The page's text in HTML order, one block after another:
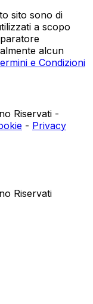
sito sono di
a scopo
alcun
e Condizioni
Riservati -
- Privacy
Riservati